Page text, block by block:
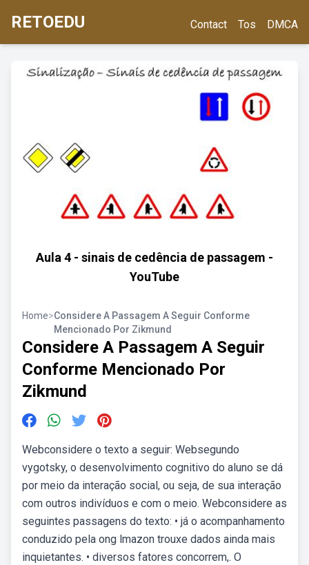
RETOEDU Contact Tos DMCA
Aula 4 - sinais de cedência de passagem -
YouTube
Home>Considere A Passagem A Seguir Conforme
Mencionado Por Zikmund
Considere A Passagem A Seguir
Conforme Mencionado Por
Zikmund
Webconsidere o texto a seguir: Websegundo
vygotsky, o desenvolvimento cognitivo do aluno se dá
por meio da interação social, ou seja, de sua interação
com outros indivíduos e com o meio. Webconsidere as
seguintes passagens do texto: • já o acompanhamento
conduzido pela ong lmazon trouxe dados ainda mais
inquietantes. • diversos fatores concorrem,. O